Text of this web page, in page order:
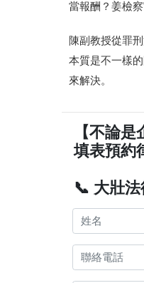
當報酬？姜檢
陳副教授從罪
本質是不一樣
來解決。
【不論
填表預約
📞 大壯法